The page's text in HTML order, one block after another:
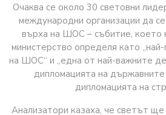
Очаква се около 30 световни
международни организации да
върха на ШОС – събитие, което
министерство определя като
на ШОС“ и „една от най-важните
дипломацията на държавните
дипломацията на
Анализатори казаха, че светът